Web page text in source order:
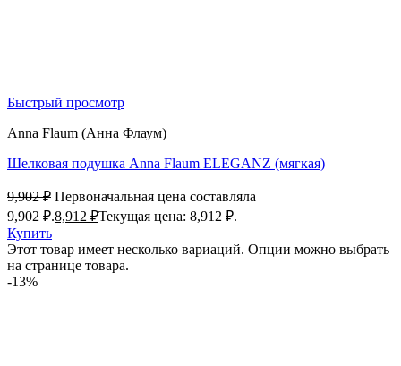
Быстрый просмотр
Anna Flaum (Анна Флаум)
Шелковая подушка Anna Flaum ELEGANZ (мягкая)
9,902₽ Первоначальная цена составляла
9,902 ₽.8,912 ₽Текущая цена: 8,912 ₽.
Купить
Этот товар имеет несколько вариаций. Опции можно выбрать
на странице товара.
-13%